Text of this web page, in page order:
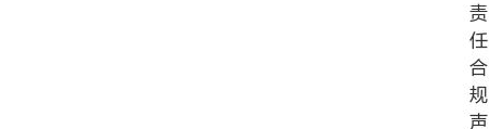
责
任
合
规
声